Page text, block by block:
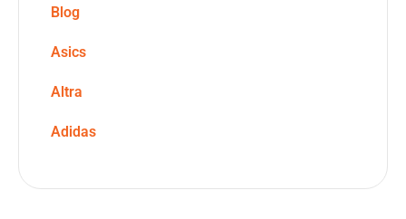
Blog
Asics
Altra
Adidas